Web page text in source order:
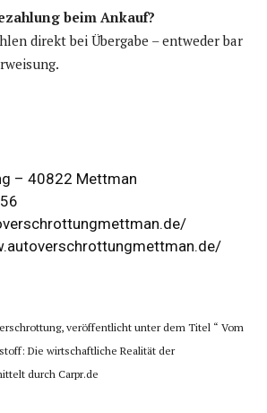
beim Ankauf?
direkt bei Übergabe – entweder bar
– 40822 Mettman
veröffentlicht unter dem Titel “ Vom
Die wirtschaftliche Realität der
durch Carpr.de